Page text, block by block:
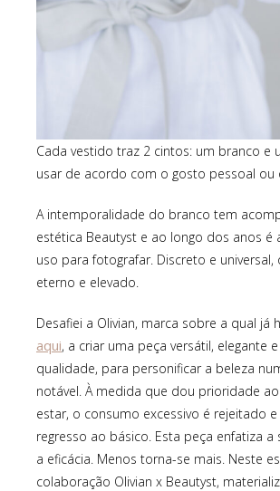
Cada vestido traz 2 cintos: um branco e
usar de acordo com o gosto pessoal ou
A intemporalidade do branco tem
estética Beautyst e ao longo dos anos é
uso para fotografar. Discreto e universal,
eterno e elevado.
Desafiei a Olivian, marca sobre a qual já
aqui, a criar uma peça versátil, elegante
qualidade, para personificar a beleza
notável. À medida que dou prioridade
estar, o consumo excessivo é rejeitado
regresso ao básico. Esta peça enfatiza a
a eficácia. Menos torna-se mais. Neste
colaboração Olivian x Beautyst,